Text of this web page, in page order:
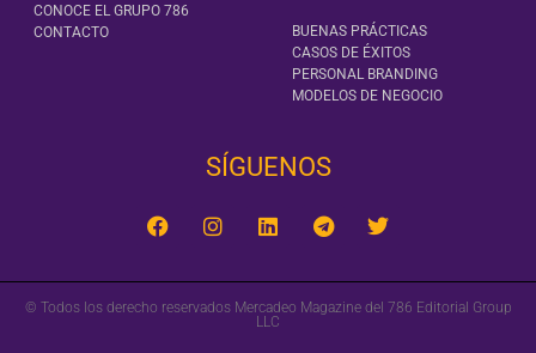
CONOCE EL GRUPO 786
CONTACTO
BUENAS PRÁCTICAS
CASOS DE ÉXITOS
PERSONAL BRANDING
MODELOS DE NEGOCIO
SÍGUENOS‎
© Todos los derecho reservados Mercadeo Magazine del 786 Editorial Group
LLC